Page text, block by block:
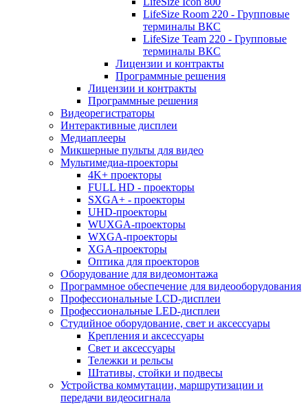
LifeSize Room 220 - Групповые
терминалы ВКС
LifeSize Team 220 - Групповые
терминалы ВКС
Лицензии и контракты
Программные решения
Лицензии и контракты
Программные решения
Видеорегистраторы
Интерактивные дисплеи
Медиаплееры
Микшерные пульты для видео
Мультимедиа-проекторы
4K+ проекторы
FULL HD - проекторы
SXGA+ - проекторы
UHD-проекторы
WUXGA-проекторы
WXGA-проекторы
XGA-проекторы
Оптика для проекторов
Оборудование для видеомонтажа
Программное обеспечение для видеооборудования
Профессиональные LCD-дисплеи
Профессиональные LED-дисплеи
Студийное оборудование, свет и аксессуары
Крепления и аксессуары
Свет и аксессуары
Тележки и рельсы
Штативы, стойки и подвесы
Устройства коммутации, маршрутизации и
передачи видеосигнала